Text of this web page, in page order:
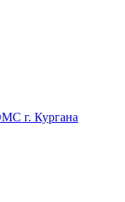
г. Кургана